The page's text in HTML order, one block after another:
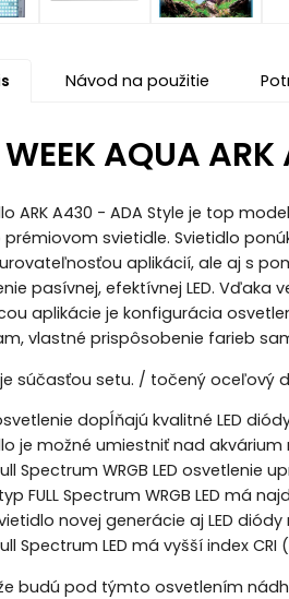
Návod na použitie
WEEK AQUA ARK
ARK A430 - ADA Style je top
svietidle. Svietidlo
aplikácií, ale aj s
pasívnej, efektívnej LED.
aplikácie je konfigurácia
vlastné prispôsobenie farieb
súčasťou setu. / točený oceľový
dopĺňajú kvalitné LED
je možné umiestniť nad
Spectrum WRGB LED osvetlenie
FULL Spectrum WRGB LED má
novej generácie aj LED diódy
Spectrum LED má vyšší index CRI
budú pod týmto osvetlením